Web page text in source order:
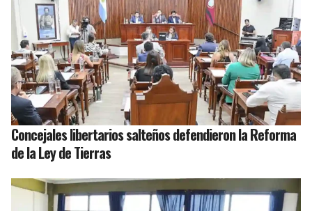
Concejales libertarios salteños defendieron la Reforma
de la Ley de Tierras